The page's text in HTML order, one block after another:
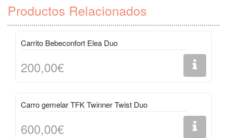
Productos Relacionados
Carrito Bebeconfort Elea Duo
200,00€
Carro gemelar TFK Twinner Twist Duo
600,00€